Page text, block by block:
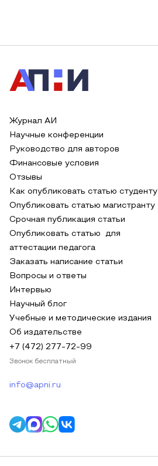
Журнал АИ
Научные конференции
Руководство для авторов
Финансовые условия
Отзывы
Как опубликовать статью студенту
Опубликовать статью магистранту
Срочная публикация статьи
Опубликовать статью для
аттестации педагога
Заказать написание статьи
Вопросы и ответы
Интервью
Научный блог
Учебные и методические издания
Об издательстве
+7 (472) 277-72-99
Звонок бесплатный
info@apni.ru